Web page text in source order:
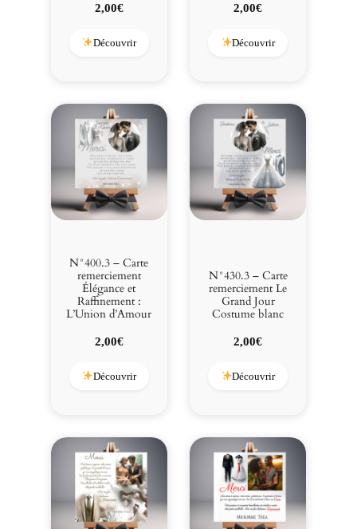
2,00€
Découvrir
2,00€
Découvrir
N°400.3 – Carte
remerciement
Élégance et
Raffinement :
L’Union d’Amour
2,00€
Découvrir
N°430.3 – Carte
remerciement Le
Grand Jour
Costume blanc
2,00€
Découvrir